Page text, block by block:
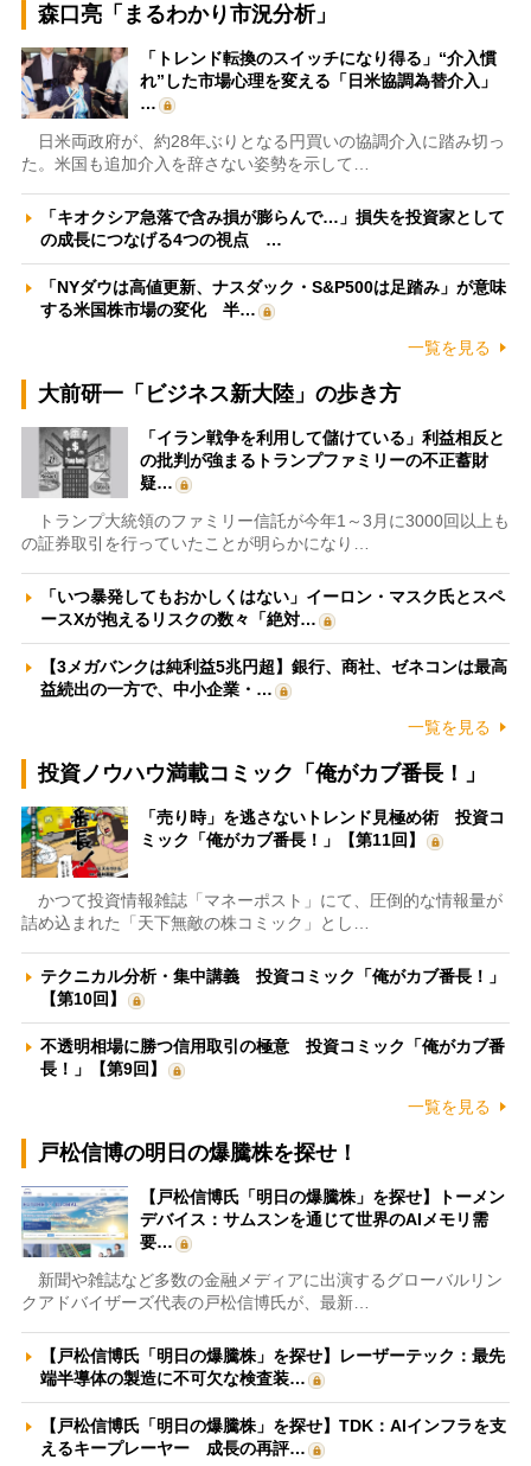
森口亮「まるわかり市況分析」
「トレンド転換のスイッチになり得る」“介入慣
れ”した市場心理を変える「日米協調為替介入」
…
日米両政府が、約28年ぶりとなる円買いの協調介入に踏み切っ
た。米国も追加介入を辞さない姿勢を示して…
「キオクシア急落で含み損が膨らんで…」損失を投資家として
の成長につなげる4つの視点 …
「NYダウは高値更新、ナスダック・S&P500は足踏み」が意味
する米国株市場の変化 半…
一覧を見る
大前研一「ビジネス新大陸」の歩き方
「イラン戦争を利用して儲けている」利益相反と
の批判が強まるトランプファミリーの不正蓄財
疑…
トランプ大統領のファミリー信託が今年1～3月に3000回以上も
の証券取引を行っていたことが明らかになり…
「いつ暴発してもおかしくはない」イーロン・マスク氏とスペ
ースXが抱えるリスクの数々「絶対…
【3メガバンクは純利益5兆円超】銀行、商社、ゼネコンは最高
益続出の一方で、中小企業・…
一覧を見る
投資ノウハウ満載コミック「俺がカブ番長！」
「売り時」を逃さないトレンド見極め術 投資コ
ミック「俺がカブ番長！」【第11回】
かつて投資情報雑誌「マネーポスト」にて、圧倒的な情報量が
詰め込まれた「天下無敵の株コミック」とし…
テクニカル分析・集中講義 投資コミック「俺がカブ番長！」
【第10回】
不透明相場に勝つ信用取引の極意 投資コミック「俺がカブ番
長！」【第9回】
一覧を見る
戸松信博の明日の爆騰株を探せ！
【戸松信博氏「明日の爆騰株」を探せ】トーメン
デバイス：サムスンを通じて世界のAIメモリ需
要…
新聞や雑誌など多数の金融メディアに出演するグローバルリン
クアドバイザーズ代表の戸松信博氏が、最新…
【戸松信博氏「明日の爆騰株」を探せ】レーザーテック：最先
端半導体の製造に不可欠な検査装…
【戸松信博氏「明日の爆騰株」を探せ】TDK：AIインフラを支
えるキープレーヤー 成長の再評…